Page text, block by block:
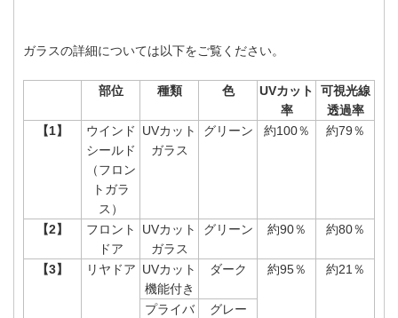
ガラスの詳細については以下をご覧ください。
部位 種類 色
UVカット
率
可視光線
透過率
【1】
ウインド
シールド
UVカット
ガラス
グリーン 約100％ 約79％
（フロン
トガラ
ス）
【2】
フロント
ドア
UVカット
ガラス
グリーン 約90％ 約80％
【3】 リヤドア UVカット
機能付き
ダーク 約95％ 約21％
プライバ
グレー